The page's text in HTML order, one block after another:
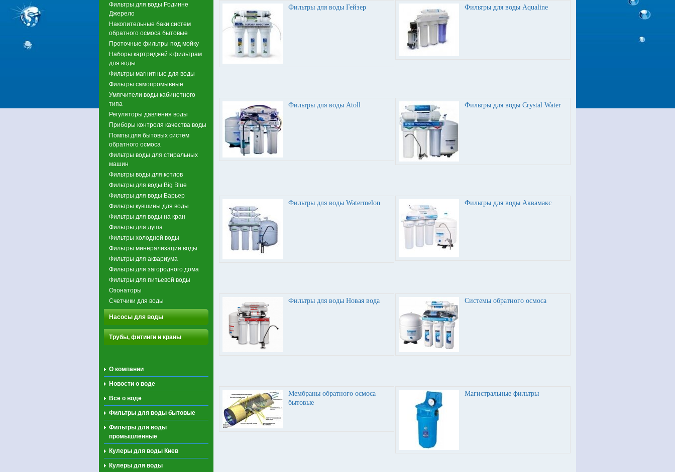
Фильтры для воды Родинне
Джерело
Накопительные баки систем
обратного осмоса бытовые
Проточные фильтры под мойку
Наборы картриджей к фильтрам
для воды
Фильтры магнитные для воды
Фильтры самопромывные
Умягчители воды кабинетного
типа
Регуляторы давления воды
Приборы контроля качества воды
Помпы для бытовых систем
обратного осмоса
Фильтры воды для стиральных
машин
Фильтры воды для котлов
Фильтры для воды Big Blue
Фильтры для воды Барьер
Фильтры кувшины для воды
Фильтры для воды на кран
Фильтры для душа
Фильтры холодной воды
Фильтры минерализации воды
Фильтры для аквариума
Фильтры для загородного дома
Фильтры для питьевой воды
Озонаторы
Счетчики для воды
Насосы для воды
Трубы, фитинги и краны
О компании
Новости о воде
Все о воде
Фильтры для воды бытовые
Фильтры для воды
промышленные
Кулеры для воды Киев
Кулеры для воды
Фильтры для воды Гейзер Фильтры для воды Aqualine
Фильтры для воды Atoll Фильтры для воды Crystal Water
Фильтры для воды Watermelon Фильтры для воды Аквамакс
Фильтры для воды Новая вода Системы обратного осмоса
Мембраны обратного осмоса
бытовые
Магистральные фильтры